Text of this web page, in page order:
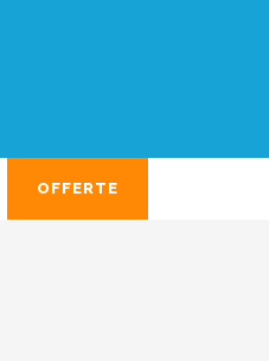
OFFERTE